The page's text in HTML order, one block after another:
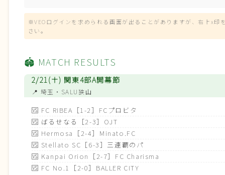
※VEOログインを求められる画面が出ることがありますが、右上x印
さい。
🏟️ MATCH RESULTS
2/21(土) 関東4部A開幕節
📍 埼玉・SALU狭山
🆚 FC RIBEA［1-2］FCプロビタ
🆚 ばるせなる［2-3］OJT
🆚 Hermosa［2-4］Minato.FC
🆚 Stellato SC［6-3］三連覇のパ
🆚 Kanpai Orion［2-7］FC Charisma
🆚 FC No.1［2-0］BALLER CITY